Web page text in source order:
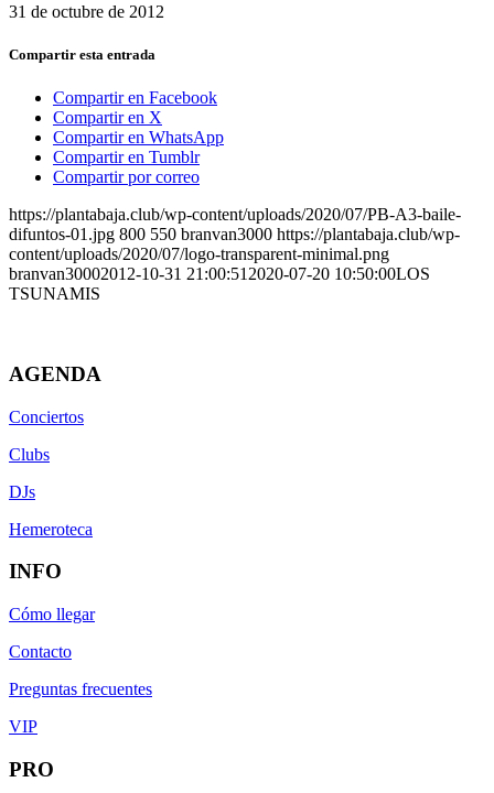
31 de octubre de 2012
Compartir esta entrada
Compartir en Facebook
Compartir en X
Compartir en WhatsApp
Compartir en Tumblr
Compartir por correo
https://plantabaja.club/wp-content/uploads/2020/07/PB-A3-baile-
difuntos-01.jpg 800 550 branvan3000 https://plantabaja.club/wp-
content/uploads/2020/07/logo-transparent-minimal.png
branvan30002012-10-31 21:00:51 2020-07-20 10:50:00LOS
TSUNAMIS
AGENDA
Conciertos
Clubs
DJs
Hemeroteca
INFO
Cómo llegar
Contacto
Preguntas frecuentes
VIP
PRO